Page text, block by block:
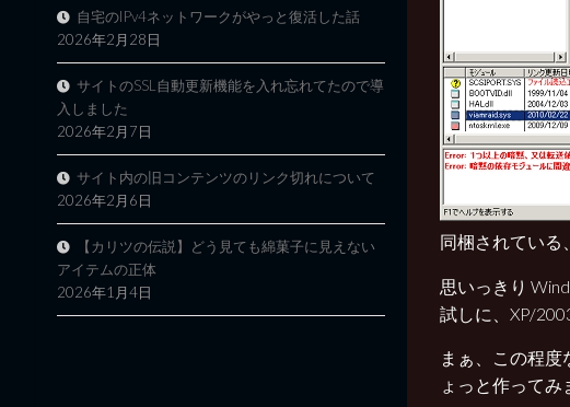
同梱されている
思いっきり
試しに、XP/
まぁ、この程
ょっと作ってみ
自宅のIPv4ネットワークがやっと復活した話
2026年2月28日
サイトのSSL自動更新機能を入れ忘れてたので導
入しました
2026年2月7日
サイト内の旧コンテンツのリンク切れについて
2026年2月6日
【カリツの伝説】どう見ても綿菓子に見えない
アイテムの正体
2026年1月4日